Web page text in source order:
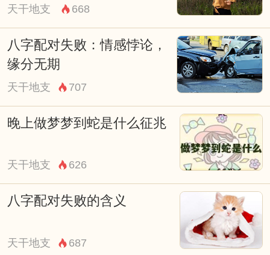
天干地支 668
八字配对失败：情感悖论，
缘分无期
天干地支 707
晚上做梦梦到蛇是什么征兆
天干地支 626
八字配对失败的含义
天干地支 687